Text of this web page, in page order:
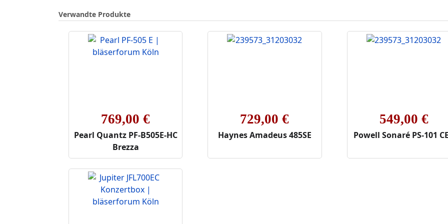
Verwandte Produkte
769,00 €
Pearl Quantz PF-B505E-HC
Brezza
729,00 €
Haynes Amadeus 485SE
549,00 €
Powell Sonaré PS-101